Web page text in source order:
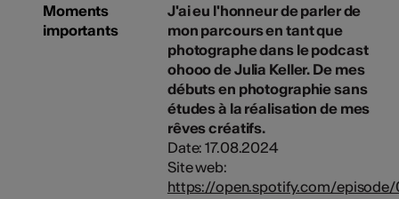
Moments
importants
J'ai eu l'honneur de parler de
mon parcours en tant que
photographe dans le podcast
ohooo de Julia Keller. De mes
débuts en photographie sans
études à la réalisation de mes
rêves créatifs.
Date: 17.08.2024
Site web:
https://open.spotify.com/episode/